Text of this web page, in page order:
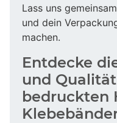
Lass uns
und dein
machen.
Entdecke
und
bedruckten